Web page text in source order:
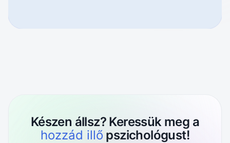
Készen állsz? Keressük meg a
hozzád illő pszichológust!